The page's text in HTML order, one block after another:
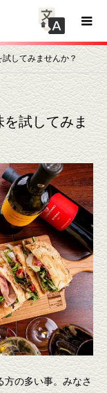
してみませんか？
を試してみま
の多い事。みなさ